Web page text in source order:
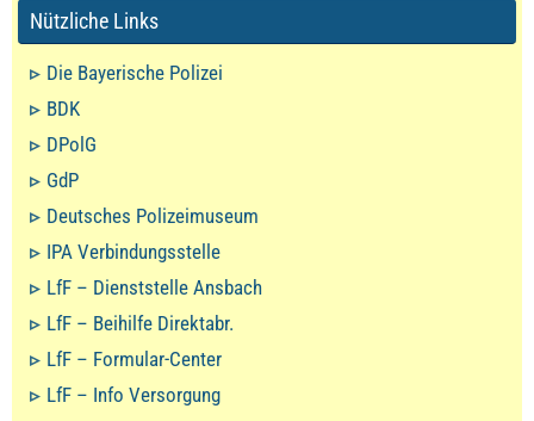
Nützliche Links
Die Bayerische Polizei
BDK
DPolG
GdP
Deutsches Polizeimuseum
IPA Verbindungsstelle
LfF – Dienststelle Ansbach
LfF – Beihilfe Direktabr.
LfF – Formular-Center
LfF – Info Versorgung